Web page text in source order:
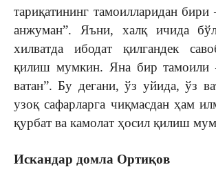
тариқатининг тамоилларидан бири
анжуман”. Яъни, халқ ичида
хилватда ибодат қилгандек
қилиш мумкин. Яна бир тамоили
ватан”. Бу дегани, ўз уйида, ўз
узоқ сафарларга чиқмасдан ҳам
қурбат ва камолат ҳосил қилиш
Искандар домла Ортиқов